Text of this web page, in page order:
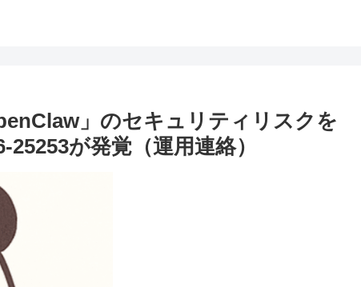
」のセキュリティリスクを
が発覚（運用連絡）